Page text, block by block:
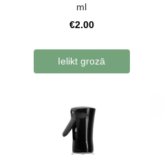
ml
€2.00
Ielikt grozā